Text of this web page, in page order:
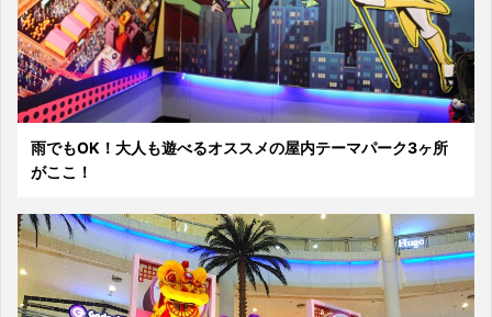
雨でもOK！大人も遊べるオススメの屋内テーマパーク3ヶ所
がここ！